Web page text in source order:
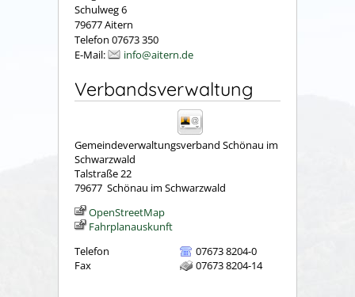
Schulweg 6
79677 Aitern
Telefon 07673 350
E-Mail:
info@aitern.de
Verbandsverwaltung
Gemeindeverwaltungsverband Schönau im
Schwarzwald
Talstraße 22
79677 Schönau im Schwarzwald
OpenStreetMap
Fahrplanauskunft
Telefon
07673 8204-0
Fax
07673 8204-14